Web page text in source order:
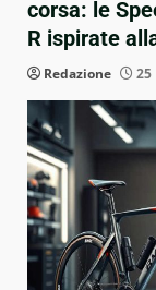
corsa: le
R ispirate
Redazione 25